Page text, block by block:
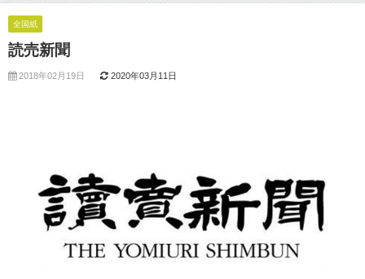
全国紙
読売新聞
2018年02月19日 2020年03月11日